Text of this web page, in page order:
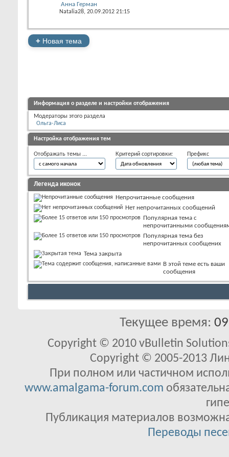
Анна Герман
Natalia28, 20.09.2012 21:15
+ Новая тема
Информация о разделе и настройки отображения
Модераторы этого раздела
Ольга-Лиса
Настройка отображения тем
Отображать темы ... Критерий сортировки: Префикс
Легенда иконок
Непрочитанные сообщения
Нет непрочитанных сообщений
Популярная тема с
непрочитанными
Популярная тема без
непрочитанных сообщених
Тема закрыта
В этой теме есть ваши
сообщения
Текущее время:
Copyright © 2010 vBulletin
Copyright © 2005-2013
При полном или частичном
www.amalgama-forum.com
Публикация материалов
Переводы